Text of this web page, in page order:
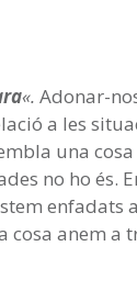
«. Adonar-
a les
una cosa
no ho és.
enfadats
cosa anem a